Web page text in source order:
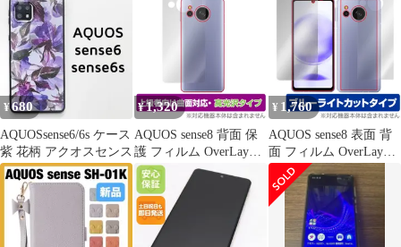
lite SH-RM12 / AQUOS
sense3 basic SHV48 /
Android One S7 スマホ
ケース アクオス センス
FLEX 低反射 for アク
オス センス 本体保護フ
ィルム 曲面 さらさら手
¥680
AQUOSsense6/6s ケース
紫 花柄 アクオスセンス
¥1,320
AQUOS sense8 背面 保
護 フィルム OverLay
FLEX 高光沢 for アク
オス センス8 本体保護
フィルム 曲面対応 透明
¥ 1,760
AQUOS sense8 表面 背
面 フィルム OverLay
Eye Protector for アクオ
ス センス8 表面・背面
セット 目に優しい ブル
ーライトカット